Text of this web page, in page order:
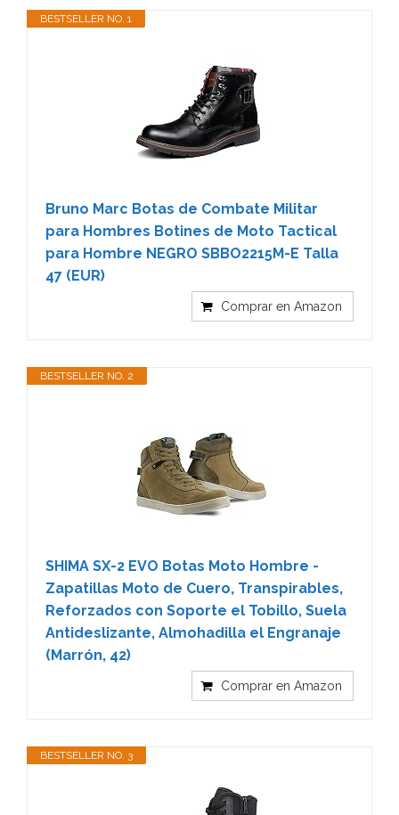
BESTSELLER NO. 1
Bruno Marc Botas de Combate Militar
para Hombres Botines de Moto Tactical
para Hombre NEGRO SBBO2215M-E Talla
47 (EUR)
Comprar en Amazon
BESTSELLER NO. 2
SHIMA SX-2 EVO Botas Moto Hombre -
Zapatillas Moto de Cuero, Transpirables,
Reforzados con Soporte el Tobillo, Suela
Antideslizante, Almohadilla el Engranaje
(Marrón, 42)
Comprar en Amazon
BESTSELLER NO. 3